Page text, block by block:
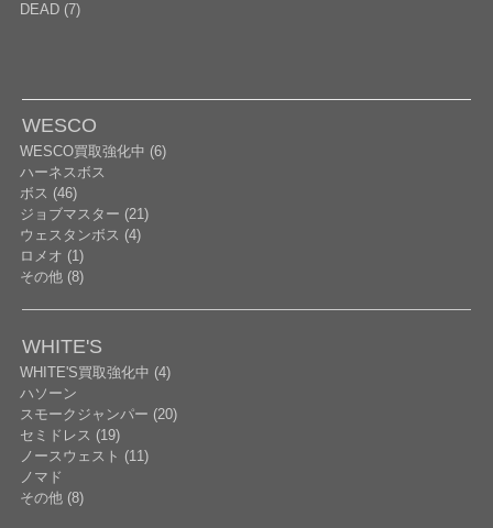
DEAD (7)
WESCO
WESCO買取強化中 (6)
ハーネスボス
ボス (46)
ジョブマスター (21)
ウェスタンボス (4)
ロメオ (1)
その他 (8)
WHITE'S
WHITE'S買取強化中 (4)
ハソーン
スモークジャンパー (20)
セミドレス (19)
ノースウェスト (11)
ノマド
その他 (8)